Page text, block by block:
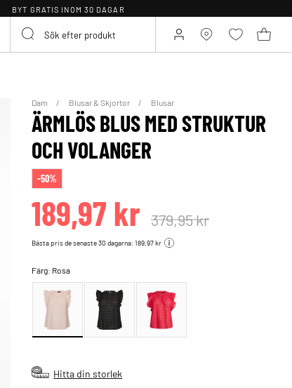
BYT GRATIS INOM 30 DAGAR
Dam Blusar & Skjortor Blusar
ÄRMLÖS BLUS MED STRUKTUR
OCH VOLANGER
-50%
189,97 kr 379,95 kr
Bästa pris de senaste 30 dagarna: 189,97 kr
Färg: Rosa
Hitta din storlek